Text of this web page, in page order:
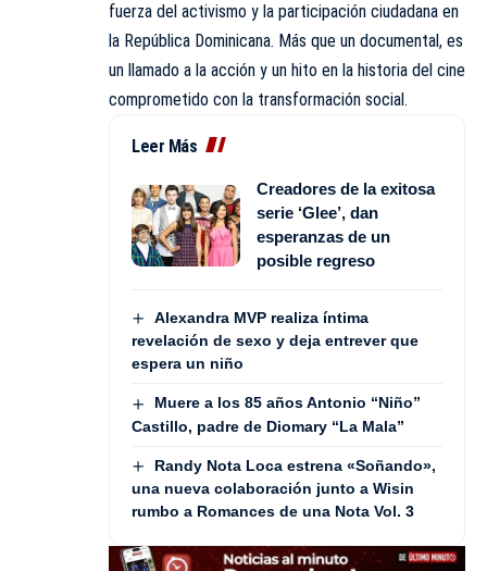
fuerza del activismo y la participación ciudadana en
la República Dominicana. Más que un documental, es
un llamado a la acción y un hito en la historia del cine
comprometido con la transformación social.
Leer Más
Creadores de la exitosa
serie ‘Glee’, dan
esperanzas de un
posible regreso
Alexandra MVP realiza íntima
revelación de sexo y deja entrever que
espera un niño
Muere a los 85 años Antonio “Niño”
Castillo, padre de Diomary “La Mala”
Randy Nota Loca estrena «Soñando»,
una nueva colaboración junto a Wisin
rumbo a Romances de una Nota Vol. 3